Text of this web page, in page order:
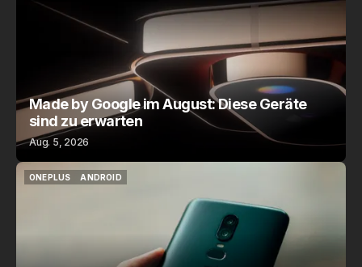
GOOGLE
Made by Google im August: Diese Geräte
sind zu erwarten
Aug. 5, 2026
ONEPLUS
ANDROID